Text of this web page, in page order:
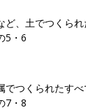
、土でつくられ
5・6
つくられたすべ
7・8